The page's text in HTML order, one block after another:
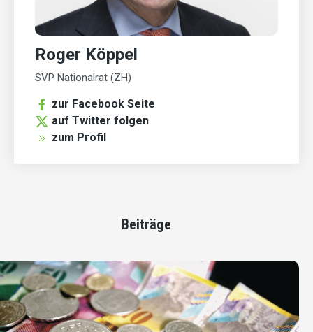
Roger Köppel
SVP Nationalrat (ZH)
zur Facebook Seite
auf Twitter folgen
zum Profil
Beiträge